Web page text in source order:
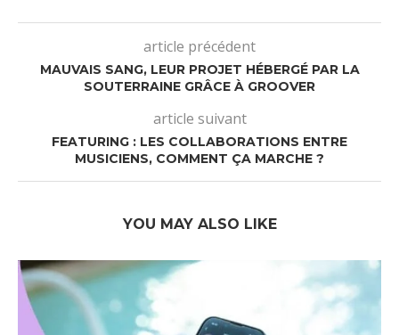
article précédent
MAUVAIS SANG, LEUR PROJET HÉBERGÉ PAR LA
SOUTERRAINE GRÂCE À GROOVER
article suivant
FEATURING : LES COLLABORATIONS ENTRE
MUSICIENS, COMMENT ÇA MARCHE ?
YOU MAY ALSO LIKE